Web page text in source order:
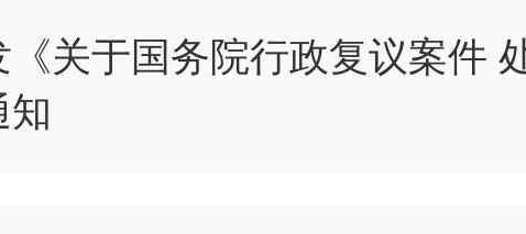
关于国务院行政复议案件
知